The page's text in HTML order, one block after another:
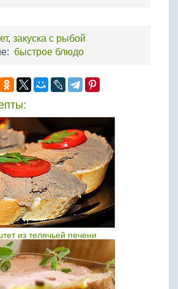
, закуска с рыбой
быстрое блюдо
из телячьей печени